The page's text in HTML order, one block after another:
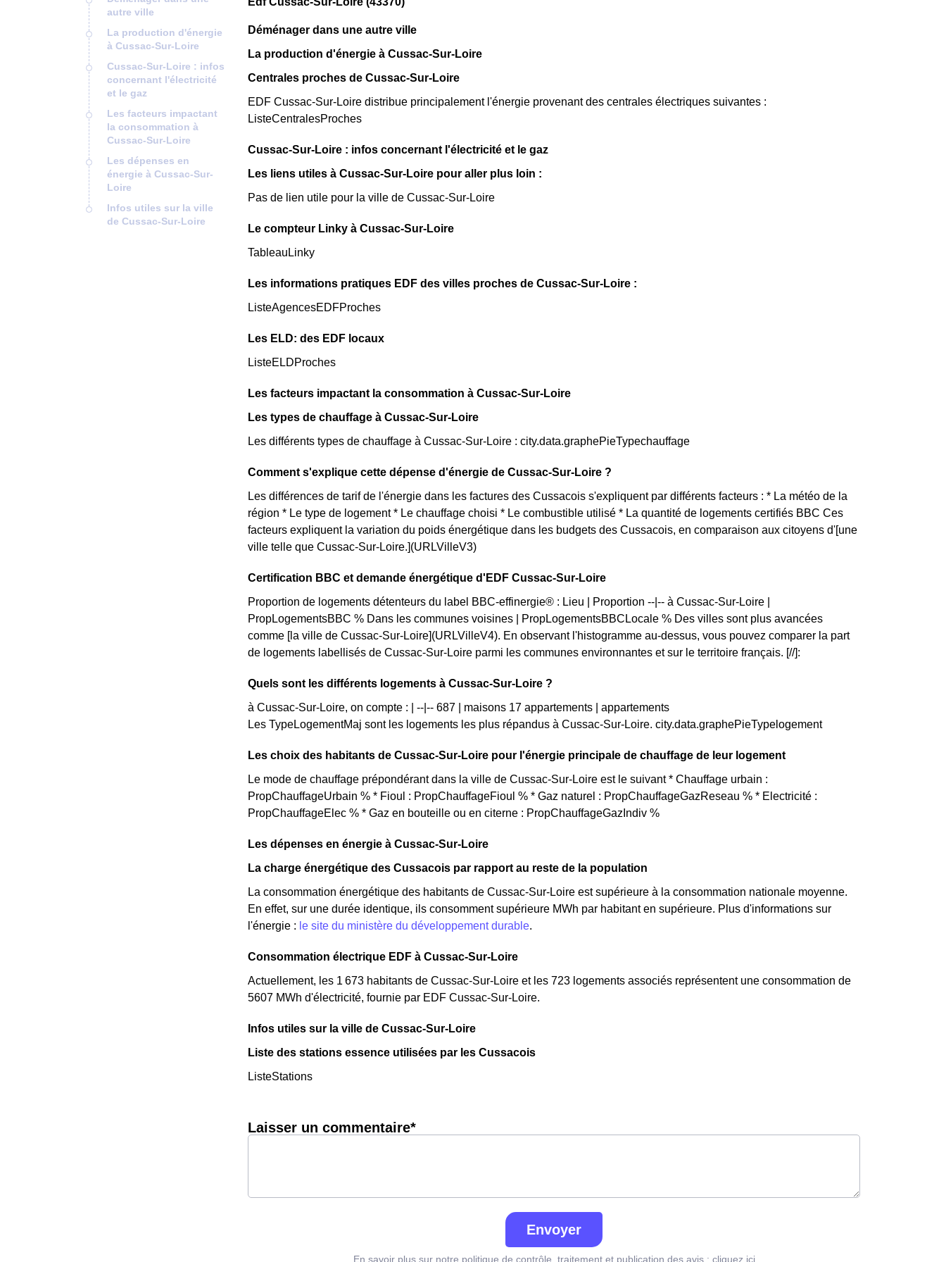
autre ville
La production d'énergie
à Cussac-Sur-Loire
Cussac-Sur-Loire : infos
concernant l'électricité
et le gaz
Les facteurs impactant
la consommation à
Cussac-Sur-Loire
Les dépenses en
énergie à Cussac-Sur-
Loire
Infos utiles sur la ville
de Cussac-Sur-Loire
Déménager dans une autre ville
La production d'énergie à Cussac-Sur-Loire
Centrales proches de Cussac-Sur-Loire
EDF Cussac-Sur-Loire distribue principalement l'énergie provenant des centrales électriques suivantes :
ListeCentralesProches
Cussac-Sur-Loire : infos concernant l'électricité et le gaz
Les liens utiles à Cussac-Sur-Loire pour aller plus loin :
Pas de lien utile pour la ville de Cussac-Sur-Loire
Le compteur Linky à Cussac-Sur-Loire
TableauLinky
Les informations pratiques EDF des villes proches de Cussac-Sur-Loire :
ListeAgencesEDFProches
Les ELD: des EDF locaux
ListeELDProches
Les facteurs impactant la consommation à Cussac-Sur-Loire
Les types de chauffage à Cussac-Sur-Loire
Les différents types de chauffage à Cussac-Sur-Loire : city.data.graphePieTypechauffage
Comment s'explique cette dépense d'énergie de Cussac-Sur-Loire ?
Les différences de tarif de l'énergie dans les factures des Cussacois s'expliquent par différents facteurs : * La météo de la
région * Le type de logement * Le chauffage choisi * Le combustible utilisé * La quantité de logements certifiés BBC Ces
facteurs expliquent la variation du poids énergétique dans les budgets des Cussacois, en comparaison aux citoyens d'[une
ville telle que Cussac-Sur-Loire.](URLVilleV3)
Certification BBC et demande énergétique d'EDF Cussac-Sur-Loire
Proportion de logements détenteurs du label BBC-effinergie® : Lieu | Proportion --|-- à Cussac-Sur-Loire |
PropLogementsBBC % Dans les communes voisines | PropLogementsBBCLocale % Des villes sont plus avancées
comme [la ville de Cussac-Sur-Loire](URLVilleV4). En observant l'histogramme au-dessus, vous pouvez comparer la part
de logements labellisés de Cussac-Sur-Loire parmi les communes environnantes et sur le territoire français. [//]:
Quels sont les différents logements à Cussac-Sur-Loire ?
à Cussac-Sur-Loire, on compte : | --|-- 687 | maisons 17 appartements | appartements
Les TypeLogementMaj sont les logements les plus répandus à Cussac-Sur-Loire. city.data.graphePieTypelogement
Les choix des habitants de Cussac-Sur-Loire pour l'énergie principale de chauffage de leur logement
Le mode de chauffage prépondérant dans la ville de Cussac-Sur-Loire est le suivant * Chauffage urbain :
PropChauffageUrbain % * Fioul : PropChauffageFioul % * Gaz naturel : PropChauffageGazReseau % * Electricité :
PropChauffageElec % * Gaz en bouteille ou en citerne : PropChauffageGazIndiv %
Les dépenses en énergie à Cussac-Sur-Loire
La charge énergétique des Cussacois par rapport au reste de la population
La consommation énergétique des habitants de Cussac-Sur-Loire est supérieure à la consommation nationale moyenne.
En effet, sur une durée identique, ils consomment supérieure MWh par habitant en supérieure. Plus d'informations sur
l'énergie : le site du ministère du développement durable.
Consommation électrique EDF à Cussac-Sur-Loire
Actuellement, les 1 673 habitants de Cussac-Sur-Loire et les 723 logements associés représentent une consommation de
5607 MWh d'électricité, fournie par EDF Cussac-Sur-Loire.
Infos utiles sur la ville de Cussac-Sur-Loire
Liste des stations essence utilisées par les Cussacois
ListeStations
Laisser un commentaire*
Envoyer
En savoir plus sur notre politique de contrôle, traitement et publication des avis : cliquez ici